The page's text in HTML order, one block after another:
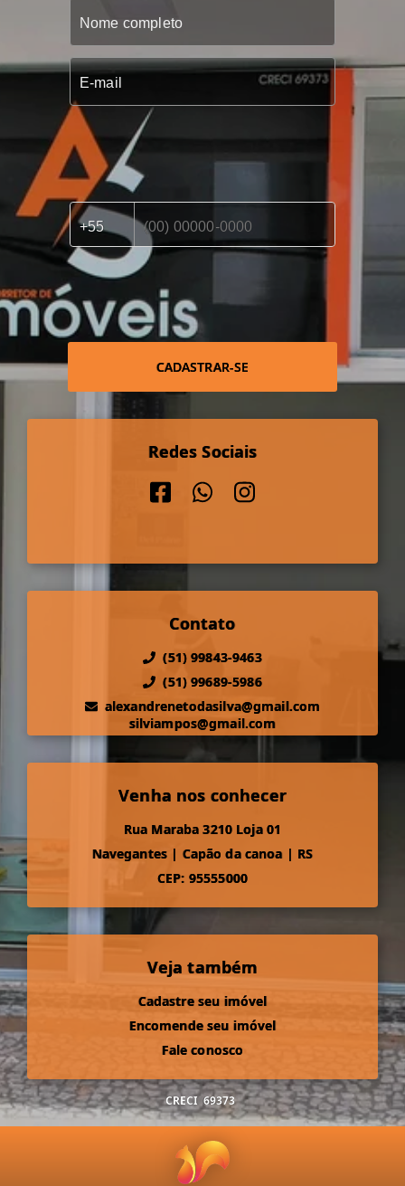
CADASTRAR-SE
Redes Sociais
Contato
(51) 99843-9463
(51) 99689-5986
alexandrenetodasilva@gmail.com
silviampos@gmail.com
Venha nos conhecer
Rua Maraba 3210 Loja 01
Navegantes | Capão da canoa | RS
CEP: 95555000
Veja também
Cadastre seu imóvel
Encomende seu imóvel
Fale conosco
CRECI 69373